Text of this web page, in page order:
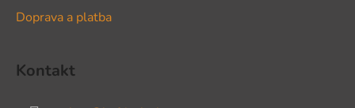
Doprava a platba
Kontakt